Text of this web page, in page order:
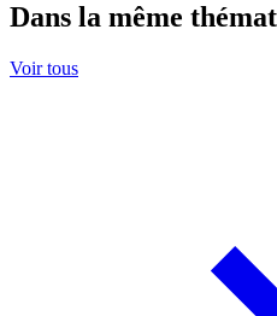
Dans la même
Voir tous